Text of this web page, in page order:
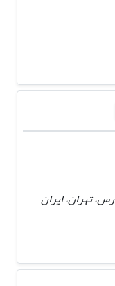
تهران، ایران